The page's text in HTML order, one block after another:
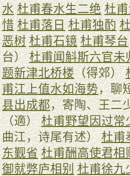
水 杜甫春水生二绝 杜
惜 杜甫落日 杜甫独酌
恶树 杜甫石镜 杜甫琴台
台）杜甫闻斛斯六官未
题新津北桥楼（得郊）
甫江上值水如海势，聊
县出成都，寄陶、王二
（適）杜甫野望因过常
曲江，诗尾有述）杜甫
东觐省 杜甫酬高使君相
御就弊庐相别 杜甫徐九